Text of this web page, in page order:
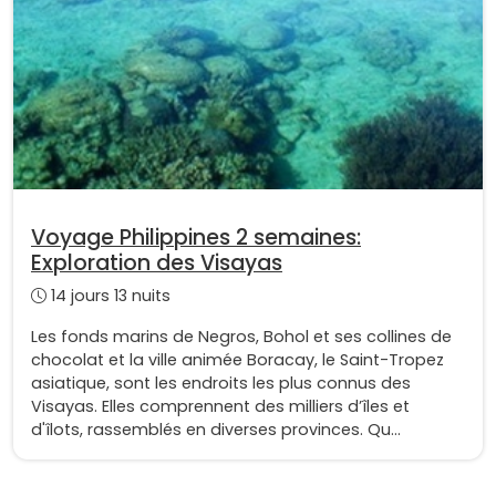
Voyage Philippines 2 semaines:
Exploration des Visayas
14 jours 13 nuits
Les fonds marins de Negros, Bohol et ses collines de
chocolat et la ville animée Boracay, le Saint-Tropez
asiatique, sont les endroits les plus connus des
Visayas. Elles comprennent des milliers d’îles et
d'îlots, rassemblés en diverses provinces. Qu...